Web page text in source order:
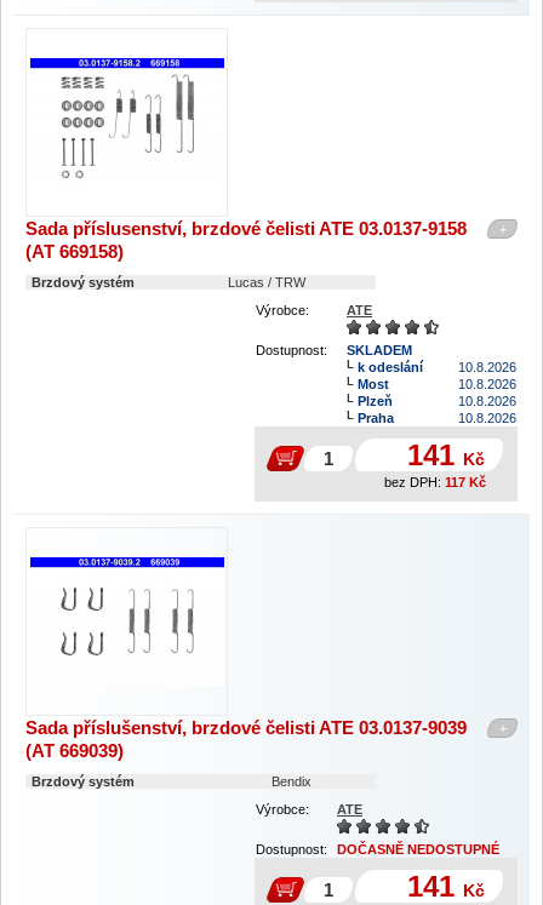
+
Sada příslusenství, brzdové čelisti ATE 03.0137-9158
(AT 669158)
Brzdový systém
Lucas / TRW
Výrobce:
ATE
Dostupnost:
SKLADEM
k odeslání
10.8.2026
Most
10.8.2026
Plzeň
10.8.2026
Praha
10.8.2026
141 Kč
bez DPH: 117 Kč
+
Sada příslušenství, brzdové čelisti ATE 03.0137-9039
(AT 669039)
Brzdový systém
Bendix
Výrobce:
ATE
Dostupnost: DOČASNĚ NEDOSTUPNÉ
141 Kč